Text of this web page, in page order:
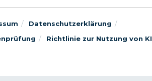
Datenschutzerklärung
Richtlinie zur Nutzung von KI